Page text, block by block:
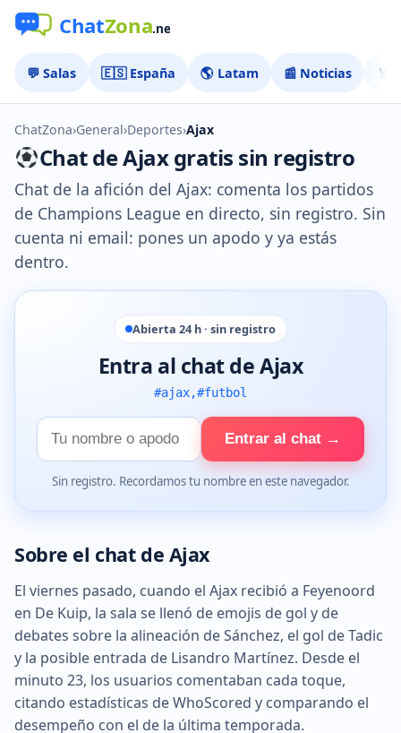
💬 Salas 🇪🇸 España 🌎 Latam 📰 Noticias 🏅
ChatZona›General›Deportes›Ajax
Chat de Ajax gratis sin registro
Chat de la afición del Ajax: comenta los partidos
de Champions League en directo, sin registro. Sin
cuenta ni email: pones un apodo y ya estás
dentro.
Abierta 24 h · sin registro
Entra al chat de Ajax
#ajax,#futbol
Tu
nombre
Entrar al chat →
Sin registro. Recordamos tu nombre en este navegador.
Sobre el chat de Ajax
El viernes pasado, cuando el Ajax recibió a Feyenoord
en De Kuip, la sala se llenó de emojis de gol y de
debates sobre la alineación de Sánchez, el gol de Tadic
y la posible entrada de Lisandro Martínez. Desde el
minuto 23, los usuarios comentaban cada toque,
citando estadísticas de WhoScored y comparando el
desempeño con el de la última temporada.